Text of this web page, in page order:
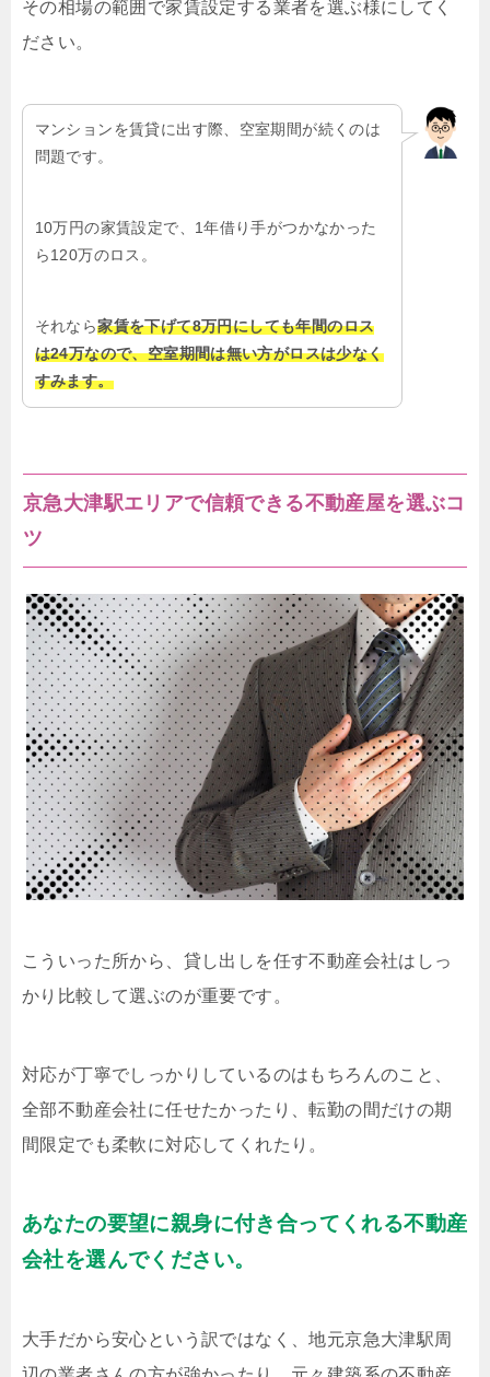
その相場の範囲で家賃設定する業者を選ぶ様にしてく
ださい。
マンションを賃貸に出す際、空室期間が続くのは
問題です。
10万円の家賃設定で、1年借り手がつかなかった
ら120万のロス。
それなら家賃を下げて8万円にしても年間のロス
は24万なので、空室期間は無い方がロスは少なく
すみます。
京急大津駅エリアで信頼できる不動産屋を選ぶコ
ツ
こういった所から、貸し出しを任す不動産会社はしっ
かり比較して選ぶのが重要です。
対応が丁寧でしっかりしているのはもちろんのこと、
全部不動産会社に任せたかったり、転勤の間だけの期
間限定でも柔軟に対応してくれたり。
あなたの要望に親身に付き合ってくれる不動産
会社を選んでください。
大手だから安心という訳ではなく、地元京急大津駅周